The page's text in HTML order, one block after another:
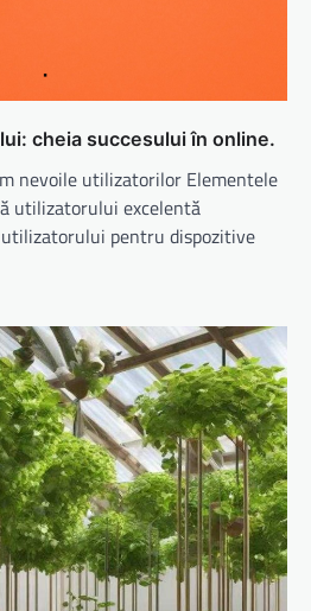
cheia succesului în online.
nevoile utilizatorilor Elementele
utilizatorului excelentă
pentru dispozitive